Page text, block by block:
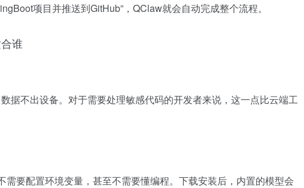
项目并推送到GitHub”，QClaw就会自动完成整个流程。
谁
据不出设备。对于需要处理敏感代码的开发者来说，这一点比云端工
需要配置环境变量，甚至不需要懂编程。下载安装后，内置的模型会